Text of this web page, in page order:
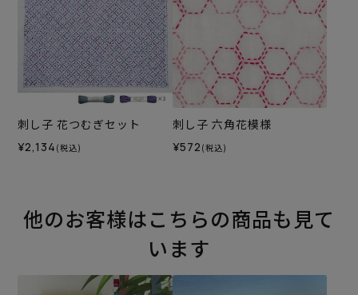
刺し子 花つむぎセット
¥2,134 (税込)
刺し子 六角花模様
¥572 (税込)
他のお客様はこちらの商品も見て
います